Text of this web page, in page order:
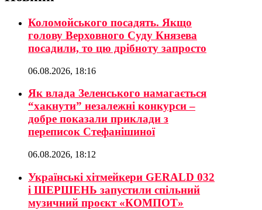
Коломойського посадять. Якщо
голову Верховного Суду Князева
посадили, то цю дрібноту запросто
06.08.2026, 18:16
Як влада Зеленського намагається
“хакнути” незалежні конкурси –
добре показали приклади з
переписок Стефанішиної
06.08.2026, 18:12
Українські хітмейкери GERALD 032
і ШЕРШЕНЬ запустили спільний
музичний проєкт «КОМПОТ»